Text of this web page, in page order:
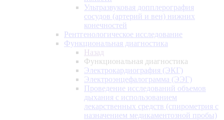
Ультразвуковая допплерография
сосудов (артерий и вен) нижних
конечностей
Рентгенологическое исследование
Функциональная диагностика
Назад
Функциональная диагностика
Электрокардиография (ЭКГ)
Электроэнцефалограмма (ЭЭГ)
Проведение исследований объемов
дыхания с использованием
лекарственных средств (спирометрия с
назначением медикаментозной пробы)